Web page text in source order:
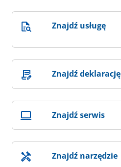
Znajdź usługę
Znajdź deklarację
Znajdź serwis
Znajdź narzędzie